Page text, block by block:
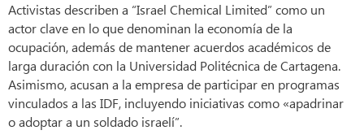
Activistas describen a “Israel Chemical Limited” como un
actor clave en lo que denominan la economía de la
ocupación, además de mantener acuerdos académicos de
larga duración con la Universidad Politécnica de Cartagena.
Asimismo, acusan a la empresa de participar en programas
vinculados a las IDF, incluyendo iniciativas como «apadrinar
o adoptar a un soldado israelí”.